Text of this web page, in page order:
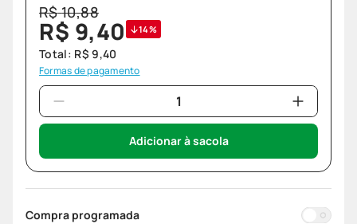
R$10,88
R$ 9,40 14%
Total: R$ 9,40
Formas de pagamento
Adicionar à sacola
Compra programada